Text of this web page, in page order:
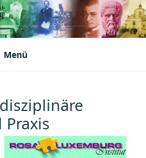
Societies
Menü